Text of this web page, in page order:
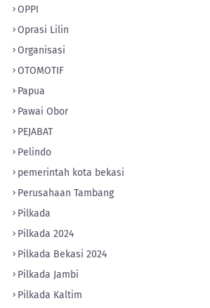
OPPI
Oprasi Lilin
Organisasi
OTOMOTIF
Papua
Pawai Obor
PEJABAT
Pelindo
pemerintah kota bekasi
Perusahaan Tambang
Pilkada
Pilkada 2024
Pilkada Bekasi 2024
Pilkada Jambi
Pilkada Kaltim